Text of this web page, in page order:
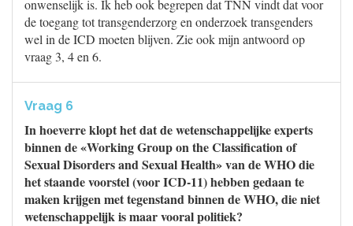
onwenselijk is. Ik heb ook begrepen dat TNN vindt dat voor
de toegang tot transgenderzorg en onderzoek transgenders
wel in de ICD moeten blijven. Zie ook mijn antwoord op
vraag 3, 4 en 6.
Vraag 6
In hoeverre klopt het dat de wetenschappelijke experts
binnen de «Working Group on the Classification of
Sexual Disorders and Sexual Health» van de WHO die
het staande voorstel (voor ICD-11) hebben gedaan te
maken krijgen met tegenstand binnen de WHO, die niet
wetenschappelijk is maar vooral politiek?